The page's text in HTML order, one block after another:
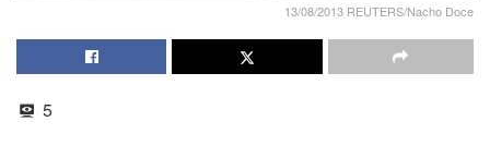
13/08/2013 REUTERS/Nacho Doce
5